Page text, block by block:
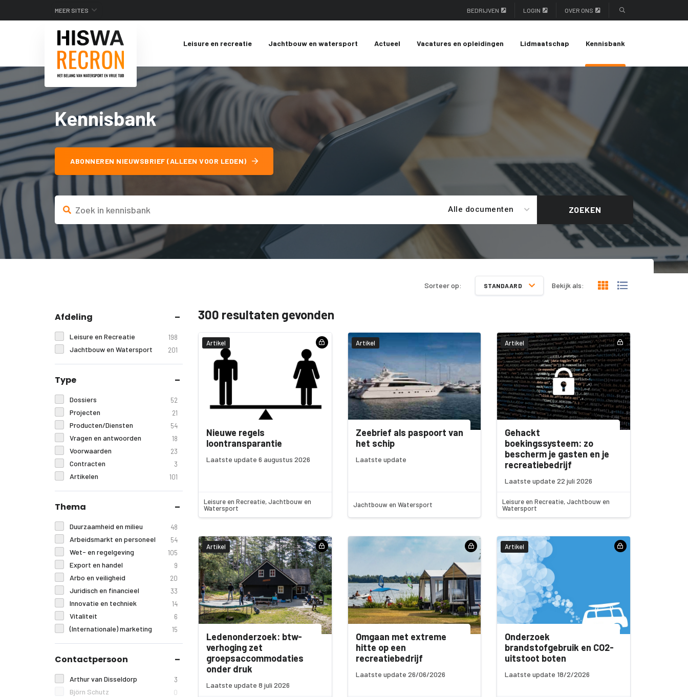
MEER SITES BEDRIJVEN LOGIN OVER ONS
Leisure en recreatie Jachtbouw en watersport Actueel Vacatures en opleidingen Lidmaatschap Kennisbank
Kennisbank
ABONNEREN NIEUWSBRIEF (ALLEEN VOOR LEDEN)
Alle documenten ZOEKEN
Sorteer op: STANDAARD Bekijk als:
Afdeling
Leisure en Recreatie 198
Jachtbouw en Watersport 201
Type
Dossiers 52
Projecten 21
Producten/Diensten 54
Vragen en antwoorden 18
Voorwaarden 23
Contracten 3
Artikelen 101
Thema
Duurzaamheid en milieu 48
Arbeidsmarkt en personeel 54
Wet- en regelgeving 105
Export en handel 9
Arbo en veiligheid 20
Juridisch en financieel 33
Innovatie en techniek 14
Vitaliteit 6
(Internationale) marketing 15
Contactpersoon
Arthur van Disseldorp 3
Björn Schutz 0
300 resultaten gevonden
Artikel
Nieuwe regels
loontransparantie
Laatste update 6 augustus 2026
Leisure en Recreatie, Jachtbouw en
Watersport
Artikel
Zeebrief als paspoort van
het schip
Laatste update
Jachtbouw en Watersport
Artikel
Gehackt
boekingssysteem: zo
bescherm je gasten en je
recreatiebedrijf
Laatste update 22 juli 2026
Leisure en Recreatie, Jachtbouw en
Watersport
Artikel
Ledenonderzoek: btw-
verhoging zet
groepsaccommodaties
onder druk
Laatste update 8 juli 2026
Omgaan met extreme
hitte op een
recreatiebedrijf
Laatste update 26/06/2026
Artikel
Onderzoek
brandstofgebruik en CO2-
uitstoot boten
Laatste update 18/2/2026